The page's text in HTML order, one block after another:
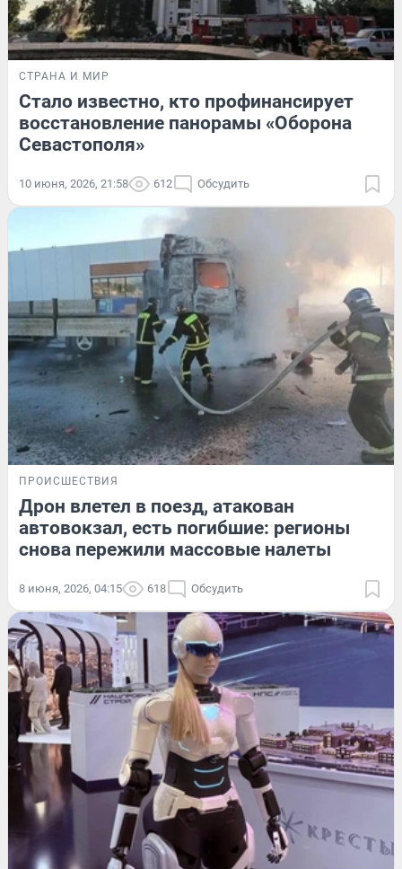
СТРАНА И МИР
Стало известно, кто профинансирует
восстановление панорамы «Оборона
Севастополя»
10 июня, 2026, 21:58 612 Обсудить
ПРОИСШЕСТВИЯ
Дрон влетел в поезд, атакован
автовокзал, есть погибшие: регионы
снова пережили массовые налеты
8 июня, 2026, 04:15 618 Обсудить